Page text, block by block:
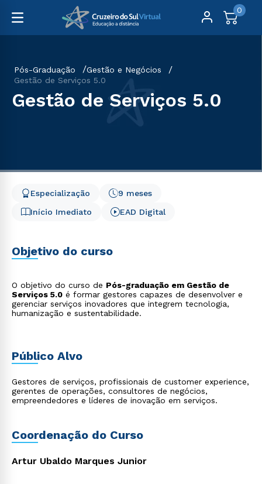
0
Pós-Graduação
Gestão e Negócios
Gestão de Serviços 5.0
Gestão de Serviços 5.0
Início Imediato
9 meses
Especialização
EAD Digital
Objetivo do curso
O objetivo do curso de Pós-graduação em Gestão de
Serviços 5.0 é formar gestores capazes de desenvolver e
gerenciar serviços inovadores que integrem tecnologia,
humanização e sustentabilidade.
Público Alvo
Gestores de serviços, profissionais de customer experience,
gerentes de operações, consultores de negócios,
empreendedores e líderes de inovação em serviços.
Coordenação do Curso
Artur Ubaldo Marques Junior